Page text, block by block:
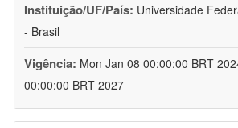
Instituição/UF/País: Universidade
- Brasil
Vigência: Mon Jan 08 00:00:00 BRT
00:00:00 BRT 2027